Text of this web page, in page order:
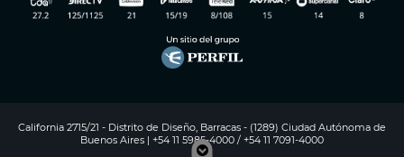
California 2715/21 - Distrito de Diseño, Barracas - (1289) Ciudad Autónoma de
Buenos Aires | +54 11 5985-4000 / +54 11 7091-4000